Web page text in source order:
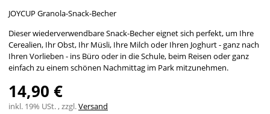
JOYCUP Granola-Snack-Becher
Dieser wiederverwendbare Snack-Becher eignet sich perfekt, um Ihre
Cerealien, Ihr Obst, Ihr Müsli, Ihre Milch oder Ihren Joghurt - ganz nach
Ihren Vorlieben - ins Büro oder in die Schule, beim Reisen oder ganz
einfach zu einem schönen Nachmittag im Park mitzunehmen.
14,90 €
inkl. 19% USt. , zzgl.Versand